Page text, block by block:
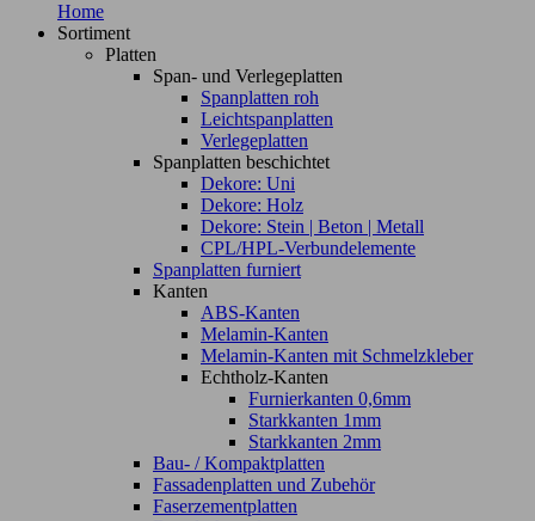
Home
Sortiment
Platten
Span- und Verlegeplatten
Spanplatten roh
Leichtspanplatten
Verlegeplatten
Spanplatten beschichtet
Dekore: Uni
Dekore: Holz
Dekore: Stein | Beton | Metall
CPL/HPL-Verbundelemente
Spanplatten furniert
Kanten
ABS-Kanten
Melamin-Kanten
Melamin-Kanten mit Schmelzkleber
Echtholz-Kanten
Furnierkanten 0,6mm
Starkkanten 1mm
Starkkanten 2mm
Bau- / Kompaktplatten
Fassadenplatten und Zubehör
Faserzementplatten